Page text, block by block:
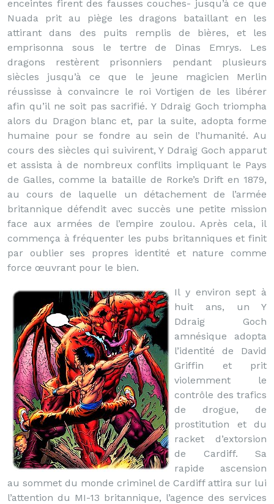
enceintes firent des fausses couches- jusqu’à ce que
Nuada prit au piège les dragons bataillant en les
attirant dans des puits remplis de bières, et les
emprisonna sous le tertre de Dinas Emrys. Les
dragons restèrent prisonniers pendant plusieurs
siècles jusqu’à ce que le jeune magicien Merlin
réussisse à convaincre le roi Vortigen de les libérer
afin qu’il ne soit pas sacrifié. Y Ddraig Goch triompha
alors du Dragon blanc et, par la suite, adopta forme
humaine pour se fondre au sein de l’humanité. Au
cours des siècles qui suivirent, Y Ddraig Goch apparut
et assista à de nombreux conflits impliquant le Pays
de Galles, comme la bataille de Rorke’s Drift en 1879,
au cours de laquelle un détachement de l’armée
britannique défendit avec succès une petite mission
face aux armées de l’empire zoulou. Après cela, il
commença à fréquenter les pubs britanniques et finit
par oublier ses propres identité et nature comme
force œuvrant pour le bien.
Il y environ sept à
huit ans, un Y
Ddraig Goch
amnésique adopta
l’identité de David
Griffin et prit
violemment le
contrôle des trafics
de drogue, de
prostitution et du
racket d’extorsion
de Cardiff. Sa
rapide ascension
au sommet du monde criminel de Cardiff attira sur lui
l’attention du MI-13 britannique, l’agence des services